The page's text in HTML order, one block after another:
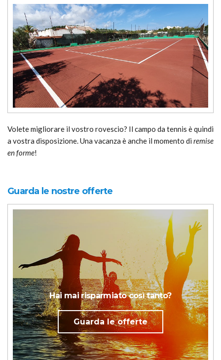
Volete migliorare il vostro rovescio? Il campo da tennis è quindi
a vostra disposizione. Una vacanza è anche il momento di remise
en forme!
Guarda le nostre offerte
Hai mai risparmiato così tanto?
Guarda le offerte